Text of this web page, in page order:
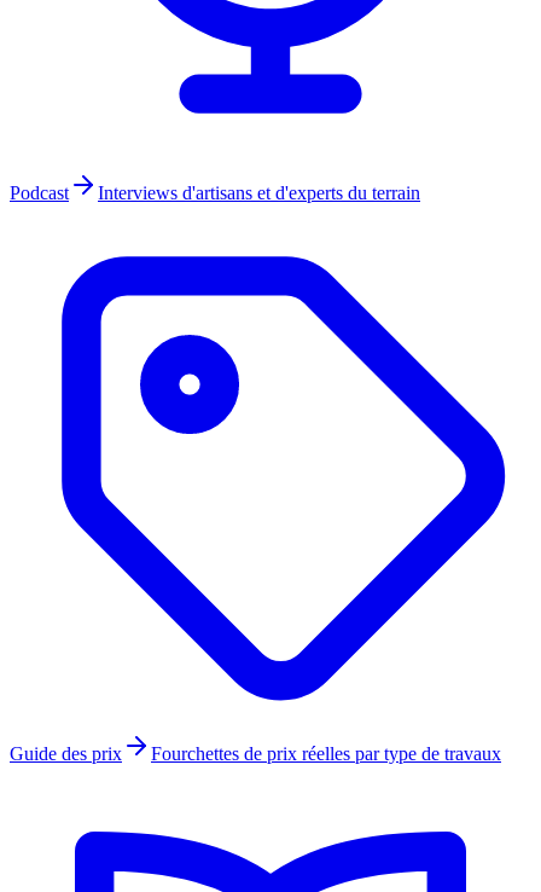
Podcast Interviews d'artisans et d'experts du terrain
Guide des prix Fourchettes de prix réelles par type de travaux